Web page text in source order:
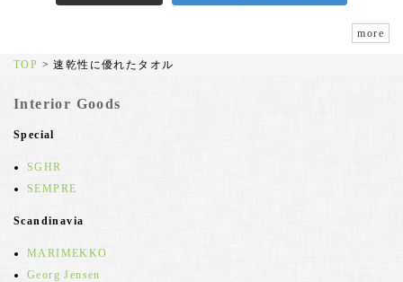
more
TOP >速乾性に優れたタオル
Interior Goods
Special
SGHR
SEMPRE
Scandinavia
MARIMEKKO
Georg Jensen